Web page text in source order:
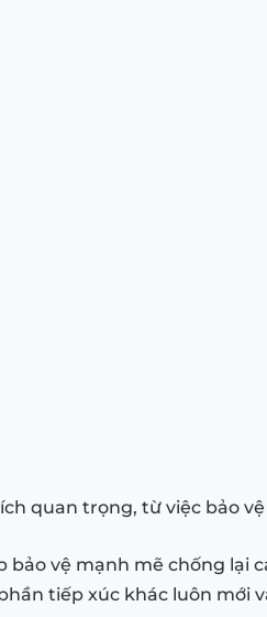
quan trọng, từ việc bảo
bảo vệ mạnh mẽ chống lại
tiếp xúc khác luôn mới